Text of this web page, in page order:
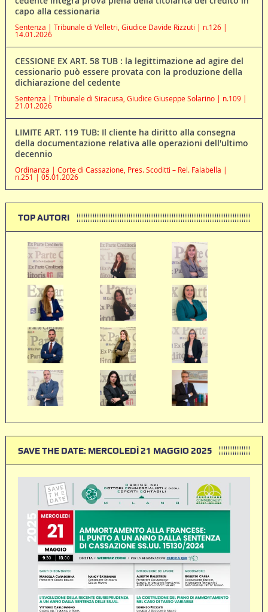
capo alla cessionaria
Sentenza | Tribunale di Velletri, Giudice Davide Rizzuti | n.126 |
14.01.2026
CESSIONE EX ART. 58 TUB : la legittimazione ad agire del
cessionario può essere provata con la produzione della
dichiarazione del cedente
Sentenza | Tribunale di Siracusa, Giudice Giuseppe Solarino | n.109 |
21.01.2026
LIMITE ART. 119 TUB: Il cliente ha diritto alla consegna
della documentazione relativa alle operazioni dell'ultimo
decennio
Ordinanza | Corte di Cassazione, Pres. Scoditti – Rel. Falabella |
n.251 | 05.01.2026
TOP AUTORI
SAVE THE DATE: MERCOLEDÌ 21 MAGGIO 2025